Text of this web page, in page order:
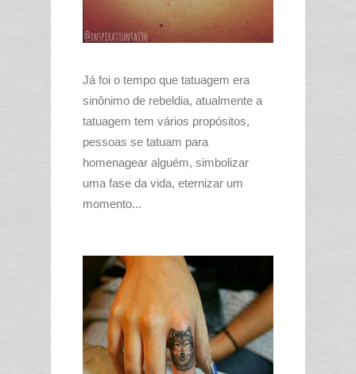
Já foi o tempo que tatuagem era
sinônimo de rebeldia, atualmente a
tatuagem tem vários propósitos,
pessoas se tatuam para
homenagear alguém, simbolizar
uma fase da vida, eternizar um
momento...